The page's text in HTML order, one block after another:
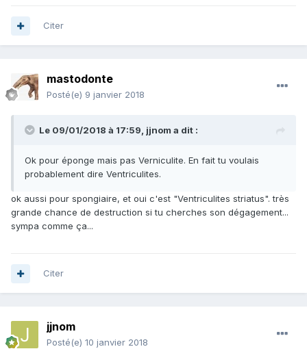
Citer
mastodonte
Posté(e) 9 janvier 2018
Le 09/01/2018 à 17:59, jjnom a dit :
Ok pour éponge mais pas Verniculite. En fait tu voulais
probablement dire Ventriculites.
ok aussi pour spongiaire, et oui c'est "Ventriculites striatus". très
grande chance de destruction si tu cherches son dégagement...
sympa comme ça...
Citer
jjnom
Posté(e) 10 janvier 2018